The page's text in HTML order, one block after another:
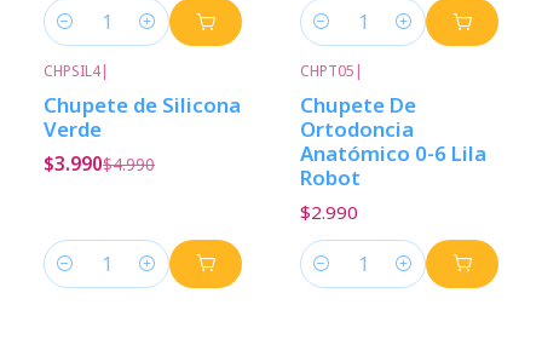
Cantidad Cantidad
CHPSIL4|
Chupete de Silicona
Verde
$3.990$4.990
Cantidad
CHPT05 |
Chupete De
Ortodoncia
Anatómico 0-6 Lila
Robot
$2.990
Cantidad